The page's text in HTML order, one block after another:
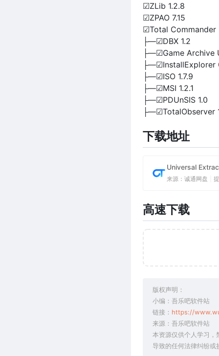
☑ZLib 1.2.8
☑ZPAO 7.15
☑Total Commander
├—☑DBX 1.2
├—☑Game Archive
├—☑InstallExplorer
├—☑ISO 1.7.9
├—☑MSI 1.2.1
├—☑PDUnSIS 1.0
├—☑TotalObserver
下载地址
Universal
来源：诚通网盘
高速下载
版权声明：
小编：吾乐吧软件站
链接： https://
来源：吾乐吧软件站
本资源仅供个人学习，
导致的任何法律纠纷或